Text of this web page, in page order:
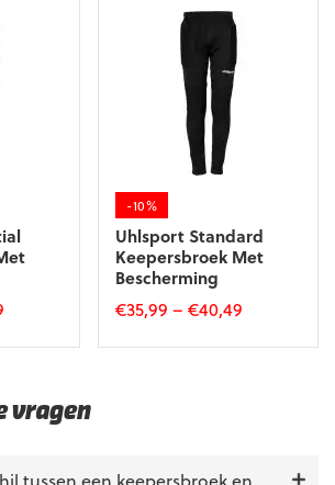
productpagina
-10%
Uhlsport Standard
Keepersbroek Met
Bescherming
€35,99 –€40,49
optie
vragen
tussen een keepersbroek en